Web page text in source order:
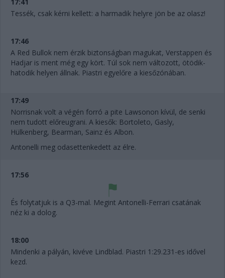
Tessék, csak kérni kellett: a harmadik helyre jön be az olasz!
17:46
A Red Bullok nem érzik biztonságban magukat, Verstappen és
Hadjar is ment még egy kört. Túl sok nem változott, ötödik-
hatodik helyen állnak. Piastri egyelőre a kiesőzónában.
17:49
Norrisnak volt a végén forró a pite Lawsonon kívül, de senki
nem tudott előreugrani. A kiesők: Bortoleto, Gasly,
Hülkenberg, Bearman, Sainz és Albon.
Antonelli meg odasettenkedett az élre.
17:56
És folytatjuk is a Q3-mal. Megint Antonelli-Ferrari csatának
néz ki a dolog.
18:00
Mindenki a pályán, kivéve Lindblad. Piastri 1:29.231-es idővel
kezd.